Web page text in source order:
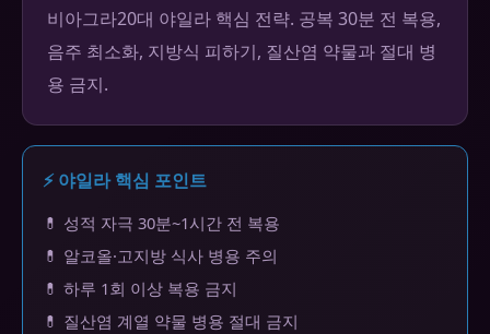
비아그라20대 야일라 핵심 전략. 공복 30분 전 복용,
음주 최소화, 지방식 피하기, 질산염 약물과 절대 병
용 금지.
⚡ 야일라 핵심 포인트
💊 성적 자극 30분~1시간 전 복용
💊 알코올·고지방 식사 병용 주의
💊 하루 1회 이상 복용 금지
💊 질산염 계열 약물 병용 절대 금지